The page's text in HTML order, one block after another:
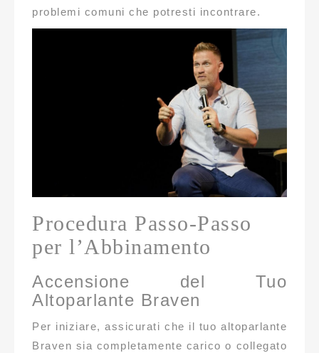
problemi comuni che potresti incontrare.
Procedura Passo-Passo
per l’Abbinamento
Accensione del Tuo
Altoparlante Braven
Per iniziare, assicurati che il tuo altoparlante
Braven sia completamente carico o collegato